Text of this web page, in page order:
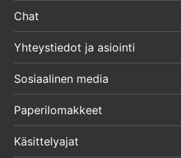
Chat
Yhteystiedot ja asiointi
Sosiaalinen media
Paperilomakkeet
Käsittelyajat